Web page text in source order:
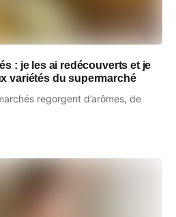
: je les ai redécouverts et je
variétés du supermarché
regorgent d’arômes, de